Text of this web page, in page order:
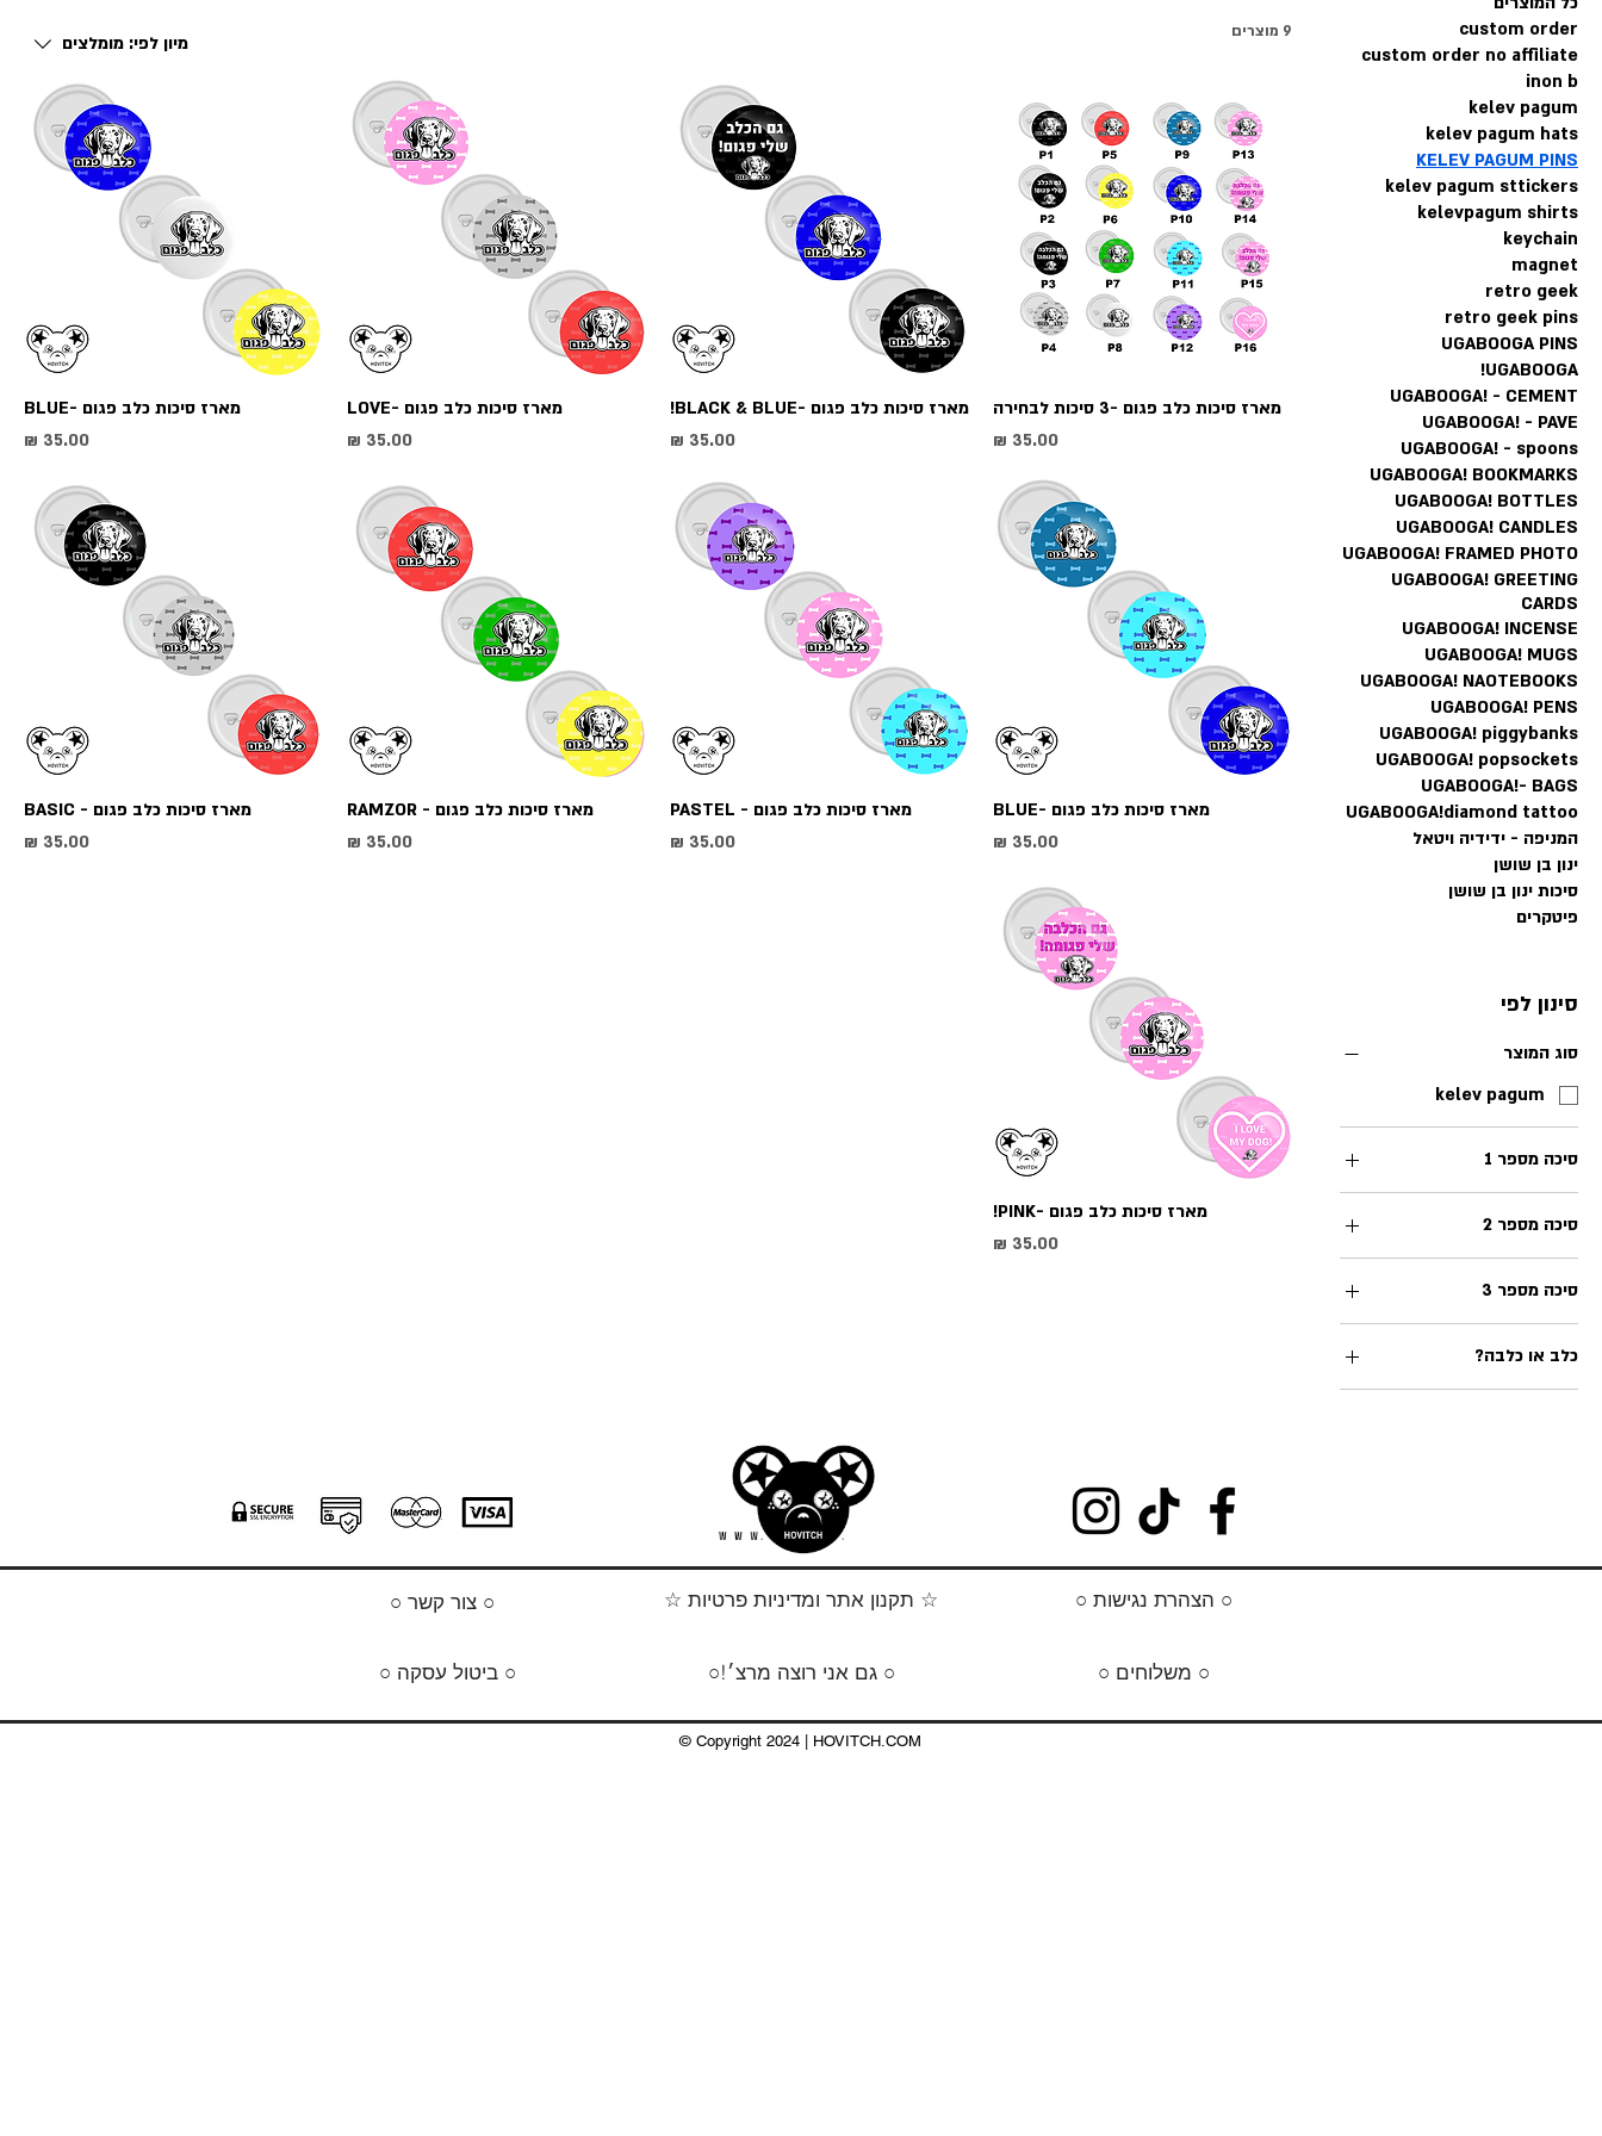
custom order
custom order no affiliate
inon b
kelev pagum
kelev pagum hats
KELEV PAGUM PINS
kelev pagum sttickers
kelevpagum shirts
keychain
magnet
retro geek
retro geek pins
UGABOOGA PINS
UGABOOGA!
UGABOOGA! - CEMENT
UGABOOGA! - PAVE
UGABOOGA! - spoons
UGABOOGA! BOOKMARKS
UGABOOGA! BOTTLES
UGABOOGA! CANDLES
UGABOOGA! FRAMED PHOTO
UGABOOGA! GREETING
CARDS
UGABOOGA! INCENSE
UGABOOGA! MUGS
UGABOOGA! NAOTEBOOKS
UGABOOGA! PENS
UGABOOGA! piggybanks
UGABOOGA! popsockets
UGABOOGA!- BAGS
UGABOOGA!diamond tattoo
המניפה - ידידיה ויטאל
ינון בן שושן
סיכות ינון בן שושן
פיטקרים
סינון לפי
סוג המוצר
kelev pagum
סיכה מספר 1
סיכה מספר 2
סיכה מספר 3
כלב או כלבה?
כלב
9 מוצרים
מיון לפי: מומלצים
מארז סיכות כלב פגום -3 סיכות לבחירה
מחיר
מארז סיכות כלב פגום -BLACK & BLUE!
מחיר
מארז סיכות כלב פגום -LOVE
מחיר
מארז סיכות כלב פגום -BLUE
מארז סיכות כלב פגום -BLUE
מחיר
מארז סיכות כלב פגום - PASTEL
מחיר
מארז סיכות כלב פגום - RAMZOR
מחיר
מארז סיכות כלב פגום - BASIC
מארז סיכות כלב פגום -PINK!
מחיר
○ צור קשר ○
○ ביטול עסקה ○
☆ תקנון אתר ומדיניות פרטיות ☆
○!גם אני רוצה מרצ׳ ○
○ הצהרת נגישות ○
○ משלוחים ○
© Copyright ​2024 | HOVITCH.COM